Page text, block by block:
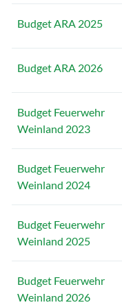
Budget ARA 2025
Budget ARA 2026
Budget Feuerwehr
Weinland 2023
Budget Feuerwehr
Weinland 2024
Budget Feuerwehr
Weinland 2025
Budget Feuerwehr
Weinland 2026